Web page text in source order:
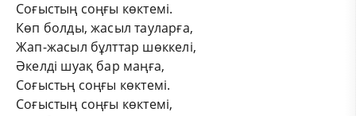
Соғыстың соңғы көктемі.
Көп болды, жасыл тауларға,
Жап-жасыл бұлттар шөккелі,
Әкелді шуақ бар маңға,
Соғыстьң соңғы көктемі.
Соғыстың соңғы көктемі,